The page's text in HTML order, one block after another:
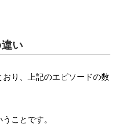
い
り、上記のエピソードの数
ことです。